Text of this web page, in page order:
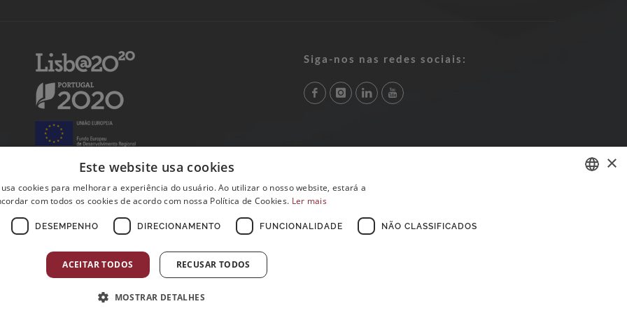
Siga-nos nas redes sociais:
×
Este website usa cookies
cookies para melhorar a experiência do usuário. Ao utilizar o nosso website, estará a
com todos os cookies de acordo com nossa Política de Cookies. Ler mais
DESEMPENHO DIRECIONAMENTO FUNCIONALIDADE NÃO CLASSIFICADOS
ACEITAR TODOS RECUSAR TODOS
MOSTRAR DETALHES